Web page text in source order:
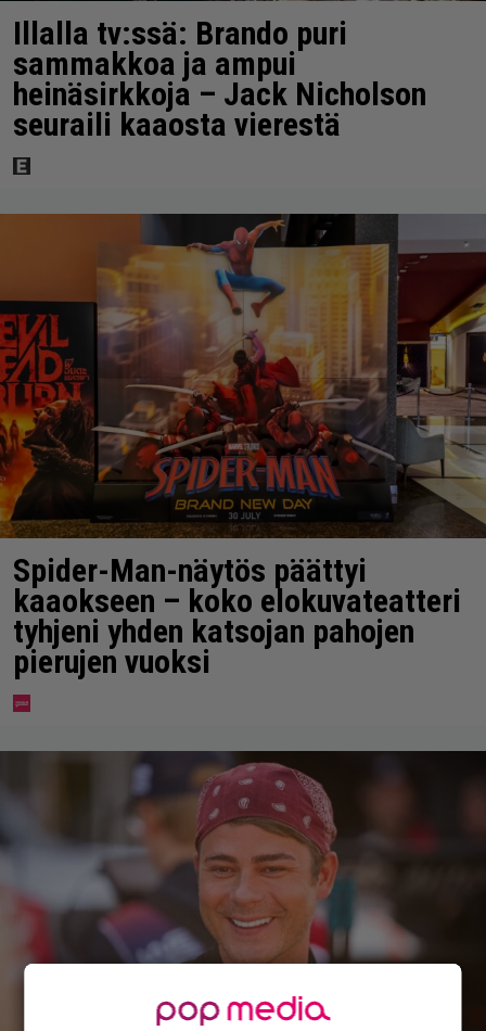
Illalla tv:ssä: Brando puri
sammakkoa ja ampui
heinäsirkkoja – Jack Nicholson
seuraili kaaosta vierestä
Spider-Man-näytös päättyi
kaaokseen – koko elokuvateatteri
tyhjeni yhden katsojan pahojen
pierujen vuoksi